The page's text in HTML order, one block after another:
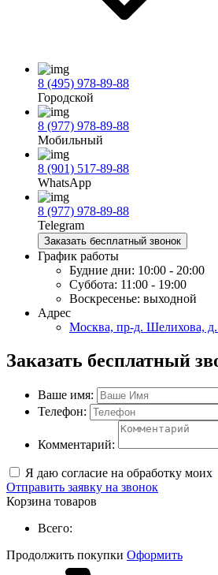
8 (495) 978-89-88
Городской
8 (977) 978-89-88
Мобильный
8 (901) 517-89-88
WhatsApp
8 (977) 978-89-88
Telegram
Заказать бесплатный звонок
График работы
Будние дни: 10:00 - 20:00
Суббота: 11:00 - 19:00
Воскресенье: выходной
Адрес
Москва, пр-д. Шелихова, д.
Заказать бесплатный
Ваше имя:
Телефон:
Комментарий:
Я даю согласие на обработку моих
Отправить заявку на звонок
Корзина товаров
Всего:
Продолжить покупки Оформить